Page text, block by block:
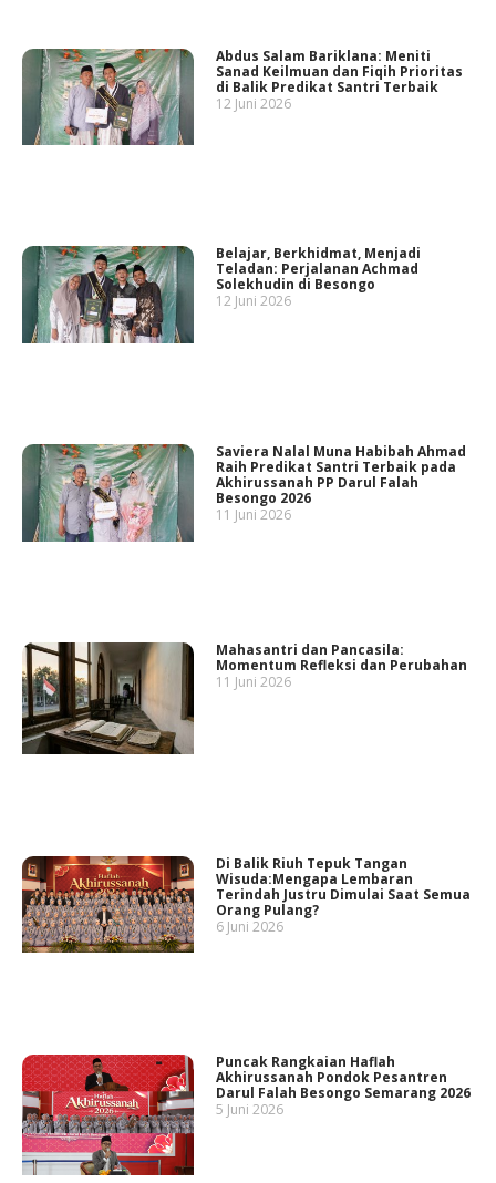
Abdus Salam Bariklana: Meniti
Sanad Keilmuan dan Fiqih Prioritas
di Balik Predikat Santri Terbaik
12 Juni 2026
Belajar, Berkhidmat, Menjadi
Teladan: Perjalanan Achmad
Solekhudin di Besongo
12 Juni 2026
Saviera Nalal Muna Habibah Ahmad
Raih Predikat Santri Terbaik pada
Akhirussanah PP Darul Falah
Besongo 2026
11 Juni 2026
Mahasantri dan Pancasila:
Momentum Refleksi dan Perubahan
11 Juni 2026
Di Balik Riuh Tepuk Tangan
Wisuda:Mengapa Lembaran
Terindah Justru Dimulai Saat Semua
Orang Pulang?
6 Juni 2026
Puncak Rangkaian Haflah
Akhirussanah Pondok Pesantren
Darul Falah Besongo Semarang 2026
5 Juni 2026